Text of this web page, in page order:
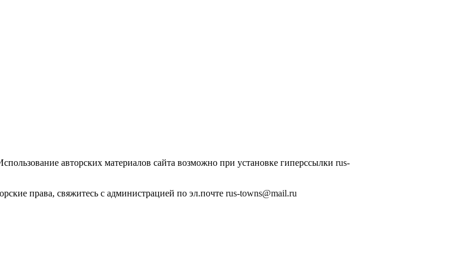
авторских материалов сайта возможно при установке гиперссылки rus-
права, свяжитесь с администрацией по эл.почте rus-towns@mail.ru